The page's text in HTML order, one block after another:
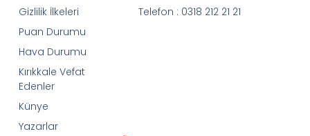
Gizlilik İlkeleri
Puan Durumu
Hava Durumu
Kırıkkale Vefat
Edenler
Künye
Yazarlar
Telefon : 0318 212 21 21